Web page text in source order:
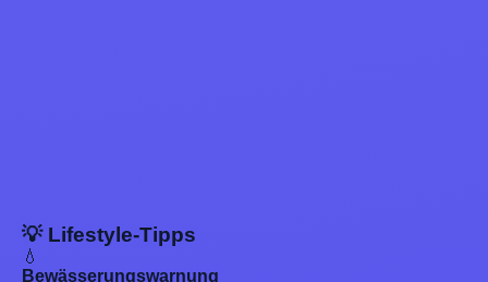
💡 Lifestyle-Tipps
💧
Bewässerungswarnung